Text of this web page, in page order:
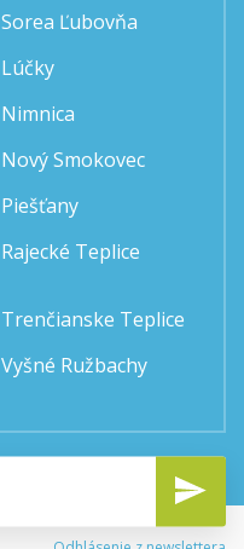
Sorea Ľubovňa
Lúčky
Nimnica
Nový Smokovec
Piešťany
Rajecké Teplice
Trenčianske Teplice
Vyšné Ružbachy